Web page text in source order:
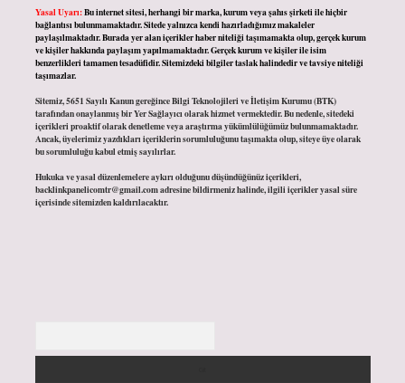
Yasal Uyarı:Bu internet sitesi, herhangi bir marka, kurum veya şahıs şirketi ile hiçbir
bağlantısı bulunmamaktadır. Sitede yalnızca kendi hazırladığımız makaleler
paylaşılmaktadır. Burada yer alan içerikler haber niteliği taşımamakta olup, gerçek kurum
ve kişiler hakkında paylaşım yapılmamaktadır. Gerçek kurum ve kişiler ile isim
benzerlikleri tamamen tesadüfidir. Sitemizdeki bilgiler taslak halindedir ve tavsiye niteliği
taşımazlar.
Sitemiz, 5651 Sayılı Kanun gereğince Bilgi Teknolojileri ve İletişim Kurumu (BTK)
tarafından onaylanmış bir Yer Sağlayıcı olarak hizmet vermektedir. Bu nedenle, sitedeki
içerikleri proaktif olarak denetleme veya araştırma yükümlülüğümüz bulunmamaktadır.
Ancak, üyelerimiz yazdıkları içeriklerin sorumluluğunu taşımakta olup, siteye üye olarak
bu sorumluluğu kabul etmiş sayılırlar.
Hukuka ve yasal düzenlemelere aykırı olduğunu düşündüğünüz içerikleri,
backlinkpanelicomtr@gmail.comadresine bildirmeniz halinde, ilgili içerikler yasal süre
içerisinde sitemizden kaldırılacaktır.